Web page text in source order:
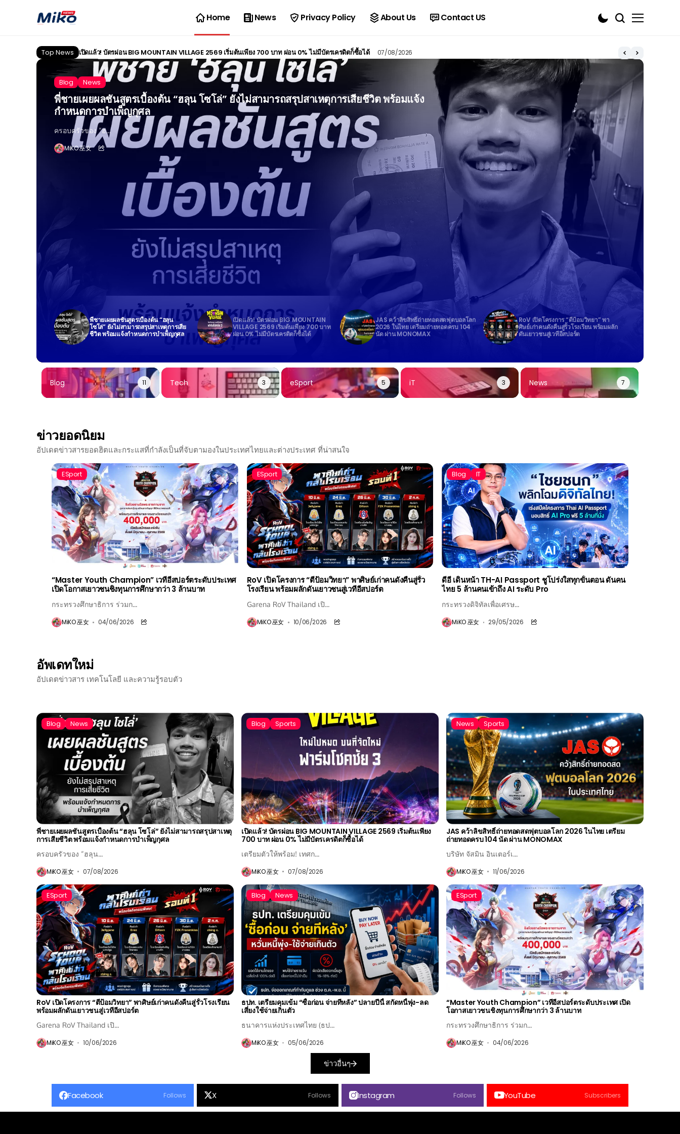
Home News Privacy Policy About Us Contact US
Top News เปิดแล้ว! บัตรผ่อน BIG MOUNTAIN VILLAGE 2569 เริ่มต้นเพียง 700 บาท ผ่อน 0% ไม่มีบัตรเครดิตก็ซื้อได้ 07/08/2026
Blog News
พี่ชายเผยผลชันสูตรเบื้องต้น “ฮลุน โซโล่” ยังไม่สามารถสรุปสาเหตุการเสียชีวิต พร้อมแจ้ง
กำหนดการบำเพ็ญกุศล
ครอบครัวของ “ฮ...
MiKO 巫女
พี่ชายเผยผลชันสูตรเบื้องต้น “ฮลุน
โซโล่” ยังไม่สามารถสรุปสาเหตุการเสีย
ชีวิต พร้อมแจ้งกำหนดการบำเพ็ญกุศล
เปิดแล้ว! บัตรผ่อน BIG MOUNTAIN
VILLAGE 2569 เริ่มต้นเพียง 700 บาท
ผ่อน 0% ไม่มีบัตรเครดิตก็ซื้อได้
JAS คว้าลิขสิทธิ์ถ่ายทอดสดฟุตบอลโลก
2026 ในไทย เตรียมถ่ายทอดครบ 104
นัด ผ่าน MONOMAX
RoV เปิดโครงการ “ตีป้อมวิทยา” พา
ศิษย์เก่าคนดังคืนสู่รั้วโรงเรียน พร้อมผลัก
ดันเยาวชนสู่เวทีอีสปอร์ต
Blog 11 Tech 3 eSport 5 iT 3 News 7
ข่าวยอดนิยม
อัปเดตข่าวสารยอดฮิตและกระแสที่กำลังเป็นที่จับตามองในประเทศไทยและต่างประเทศ ที่น่าสนใจ
ESport
“Master Youth Champion” เวทีอีสปอร์ตระดับประเทศ
เปิดโอกาสเยาวชนชิงทุนการศึกษากว่า 3 ล้านบาท
กระทรวงศึกษาธิการ ร่วมก...
MiKO 巫女 04/06/2026
ESport
RoV เปิดโครงการ “ตีป้อมวิทยา” พาศิษย์เก่าคนดังคืนสู่รั้ว
โรงเรียน พร้อมผลักดันเยาวชนสู่เวทีอีสปอร์ต
Garena RoV Thailand เปิ...
MiKO 巫女 10/06/2026
Blog IT
ดีอี เดินหน้า TH-AI Passport ชูโปร่งใสทุกขั้นตอน ดันคน
ไทย 5 ล้านคนเข้าถึง AI ระดับ Pro
กระทรวงดิจิทัลเพื่อเศรษ...
MiKO 巫女 29/05/2026
อัพเดทใหม่
อัปเดตข่าวสาร เทคโนโลยี และความรู้รอบตัว
Blog News
พี่ชายเผยผลชันสูตรเบื้องต้น “ฮลุน โซโล่” ยังไม่สามารถสรุปสาเหตุ
การเสียชีวิต พร้อมแจ้งกำหนดการบำเพ็ญกุศล
ครอบครัวของ “ฮลุน...
MiKO 巫女 07/08/2026
Blog Sports
เปิดแล้ว! บัตรผ่อน BIG MOUNTAIN VILLAGE 2569 เริ่มต้นเพียง
700 บาท ผ่อน 0% ไม่มีบัตรเครดิตก็ซื้อได้
เตรียมตัวให้พร้อม! เทศก...
MiKO 巫女 07/08/2026
News Sports
JAS คว้าลิขสิทธิ์ถ่ายทอดสดฟุตบอลโลก 2026 ในไทย เตรียม
ถ่ายทอดครบ 104 นัด ผ่าน MONOMAX
บริษัท จัสมิน อินเตอร์เ...
MiKO 巫女 11/06/2026
ESport
RoV เปิดโครงการ “ตีป้อมวิทยา” พาศิษย์เก่าคนดังคืนสู่รั้วโรงเรียน
พร้อมผลักดันเยาวชนสู่เวทีอีสปอร์ต
Garena RoV Thailand เปิ...
MiKO 巫女 10/06/2026
Blog News
ธปท. เตรียมคุมเข้ม “ซื้อก่อน จ่ายทีหลัง” ปลายปีนี้ สกัดหนี้พุ่ง-ลด
เสี่ยงใช้จ่ายเกินตัว
ธนาคารแห่งประเทศไทย (ธป...
MiKO 巫女 05/06/2026
ESport
“Master Youth Champion” เวทีอีสปอร์ตระดับประเทศ เปิด
โอกาสเยาวชนชิงทุนการศึกษากว่า 3 ล้านบาท
กระทรวงศึกษาธิการ ร่วมก...
MiKO 巫女 04/06/2026
ข่าวอื่นๆ
Facebook Follows X Follows Instagram Follows YouTube Subscribers